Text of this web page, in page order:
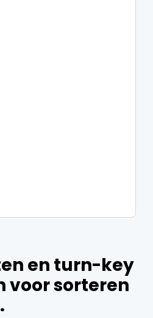
en turn-key
voor sorteren